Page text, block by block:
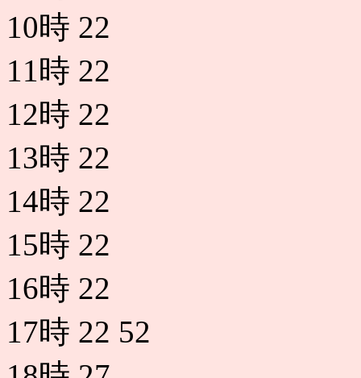
10時 22
11時 22
12時 22
13時 22
14時 22
15時 22
16時 22
17時 22 52